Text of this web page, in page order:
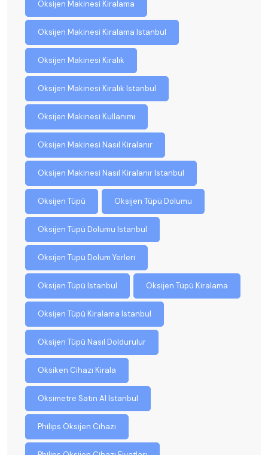
Oksijen Makinesi Kiralama
Oksijen Makinesi Kiralama Istanbul
Oksijen Makinesi Kiralık
Oksijen Makinesi Kiralık Istanbul
Oksijen Makinesi Kullanımı
Oksijen Makinesi Nasıl Kiralanır
Oksijen Makinesi Nasıl Kiralanır Istanbul
Oksijen Tüpü Oksijen Tüpü Dolumu
Oksijen Tüpü Dolumu Istanbul
Oksijen Tüpü Dolum Yerleri
Oksijen Tüpü Istanbul Oksijen Tüpü Kiralama
Oksijen Tüpü Kiralama Istanbul
Oksijen Tüpü Nasıl Doldurulur
Oksiken Cihazı Kirala
Oksimetre Satın Al Istanbul
Philips Oksijen Cihazı